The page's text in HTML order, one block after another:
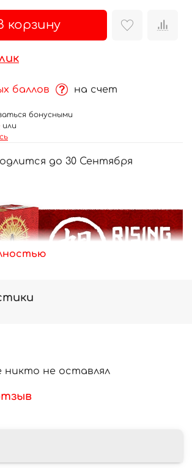
корзину
баллов на счет
бонусными
или
до 30 Сентября
не оставлял